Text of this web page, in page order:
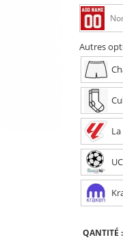
Autres
QANTITÉ :